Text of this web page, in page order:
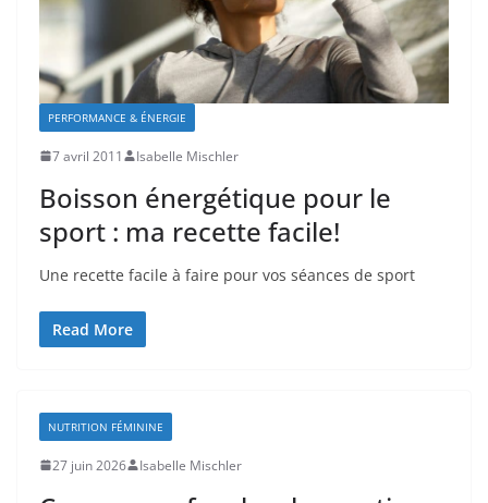
PERFORMANCE & ÉNERGIE
7 avril 2011 Isabelle Mischler
Boisson énergétique pour le
sport : ma recette facile!
Une recette facile à faire pour vos séances de sport
Read More
NUTRITION FÉMININE
27 juin 2026 Isabelle Mischler